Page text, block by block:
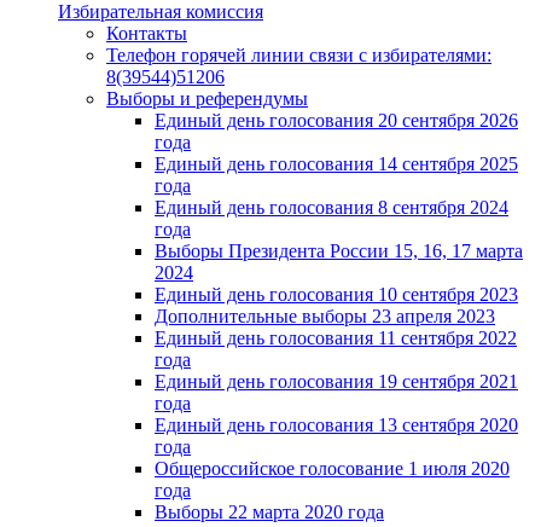
Избирательная комиссия
Контакты
Телефон горячей линии связи с избирателями:
8(39544)51206
Выборы и референдумы
Единый день голосования 20 сентября 2026
года
Единый день голосования 14 сентября 2025
года
Единый день голосования 8 сентября 2024
года
Выборы Президента России 15, 16, 17 марта
2024
Единый день голосования 10 сентября 2023
Дополнительные выборы 23 апреля 2023
Единый день голосования 11 сентября 2022
года
Единый день голосования 19 сентября 2021
года
Единый день голосования 13 сентября 2020
года
Общероссийское голосование 1 июля 2020
года
Выборы 22 марта 2020 года